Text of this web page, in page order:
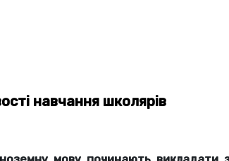
навчання школярів